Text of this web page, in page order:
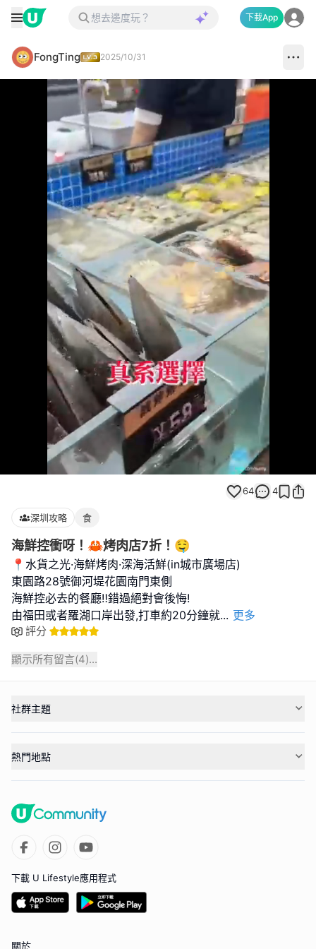
下載App
FongTing 2025/10/31
Loaded:
100.00%
64 4
深圳攻略 食
海鮮控衝呀！🦀烤肉店7折！🤤
📍水貨之光·海鮮烤肉·深海活鮮(in城市廣場店)
東園路28號御河堤花園南門東側
海鮮控必去的餐廳‼️錯過絕對會後悔!
由福田或者羅湖口岸出發,打車約20分鐘就... 更多
評分
顯示所有留言(4)...
社群主題
熱門地點
下載 U Lifestyle應用程式
關於